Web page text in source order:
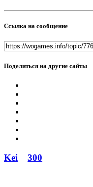
Ссылка на сообщение
Поделиться на другие сайты
Kei 300